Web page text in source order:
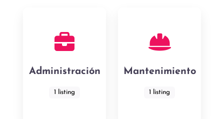
Administración
1 listing
Mantenimiento
1 listing